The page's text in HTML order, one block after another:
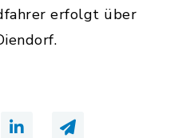
erfolgt über